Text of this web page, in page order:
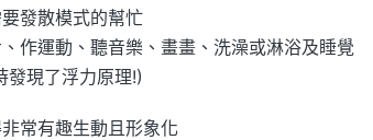
發散模式的幫忙
作運動、聽音樂、畫畫、洗澡或淋浴及睡覺
發現了浮力原理!)
常有趣生動且形象化